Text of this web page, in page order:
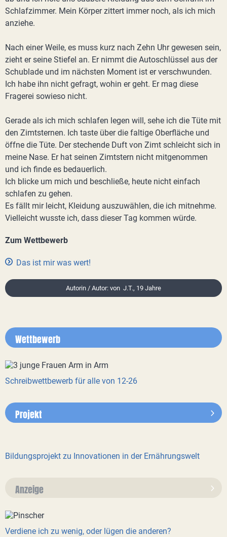
Schlafzimmer. Mein Körper zittert immer noch, als ich mich
anziehe.
Nach einer Weile, es muss kurz nach Zehn Uhr gewesen sein,
zieht er seine Stiefel an. Er nimmt die Autoschlüssel aus der
Schublade und im nächsten Moment ist er verschwunden.
Ich habe ihn nicht gefragt, wohin er geht. Er mag diese
Fragerei sowieso nicht.
Gerade als ich mich schlafen legen will, sehe ich die Tüte mit
den Zimtsternen. Ich taste über die faltige Oberfläche und
öffne die Tüte. Der stechende Duft von Zimt schleicht sich in
meine Nase. Er hat seinen Zimtstern nicht mitgenommen
und ich finde es bedauerlich.
Ich blicke um mich und beschließe, heute nicht einfach
schlafen zu gehen.
Es fällt mir leicht, Kleidung auszuwählen, die ich mitnehme.
Vielleicht wusste ich, dass dieser Tag kommen würde.
Zum Wettbewerb
Das ist mir was wert!
Autorin / Autor: von J.T., 19 Jahre
Wettbewerb
Schreibwettbewerb für alle von 12-26
Projekt
Bildungsprojekt zu Innovationen in der Ernährungswelt
Anzeige
Verdiene ich zu wenig, oder lügen die anderen?